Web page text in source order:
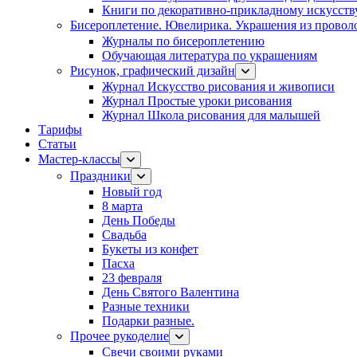
Книги по декоративно-прикладному
Бисероплетение. Ювелирика. Украшения из
Журналы по бисероплетению
Обучающая литература по украшениям
Рисунок, графический дизайн
Журнал Искусство рисования и живописи
Журнал Простые уроки рисования
Журнал Школа рисования для малышей
Тарифы
Статьи
Мастер-классы
Праздники
Новый год
8 марта
День Победы
Свадьба
Букеты из конфет
Пасха
23 февраля
День Святого Валентина
Разные техники
Подарки разные.
Прочее рукоделие
Свечи своими руками